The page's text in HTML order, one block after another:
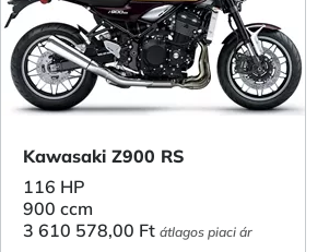
Kawasaki Z900 RS
116 HP
900 ccm
3 610 578,00 Ft átlagos piaci ár